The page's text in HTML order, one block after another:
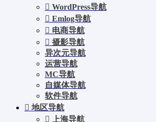
WordPress导航
Emlog导航
电商导航
摄影导航
异次元导航
运营导航
MC导航
自媒体导航
软件导航
地区导航
上海导航